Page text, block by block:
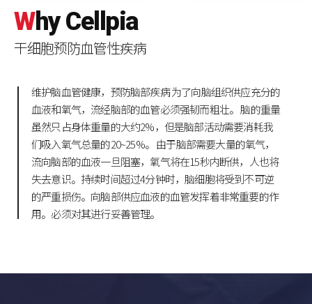
WhyCellpia
干细胞预防血管性疾病
维护脑血管健康，预防脑部疾病为了向脑组织供应充分的
血液和氧气，流经脑部的血管必须强韧而粗壮。 脑的重量
虽然只占身体重量的大约2%，但是脑部活动需要消耗我
们吸入氧气总量的20~25%。 由于脑部需要大量的氧气，
流向脑部的血液一旦阻塞，氧气将在15秒内断供，人也将
失去意识。持续时间超过4分钟时，脑细胞将受到不可逆
的严重损伤。向脑部供应血液的血管发挥着非常重要的作
用。必须对其进行妥善管理。